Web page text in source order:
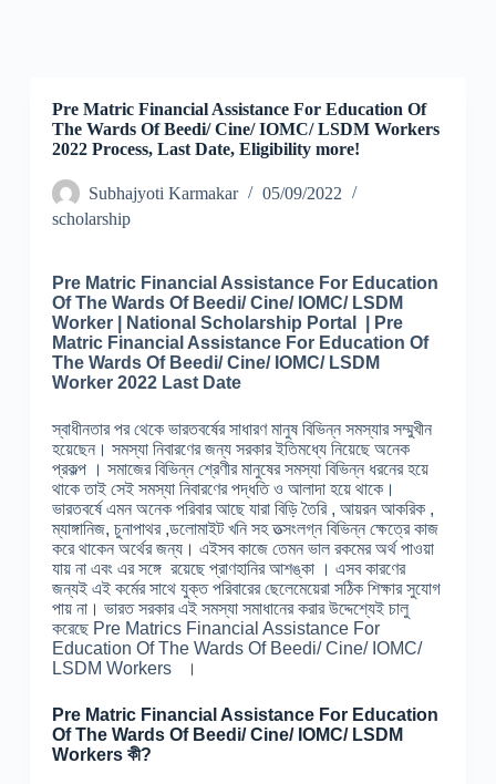
Pre Matric Financial Assistance For Education Of
The Wards Of Beedi/ Cine/ IOMC/ LSDM Workers
2022 Process, Last Date, Eligibility more!
Subhajyoti Karmakar
05/09/2022
scholarship
Pre Matric Financial Assistance For Education
Of The Wards Of Beedi/ Cine/ IOMC/ LSDM
Worker | National Scholarship Portal | Pre
Matric Financial Assistance For Education Of
The Wards Of Beedi/ Cine/ IOMC/ LSDM
Worker 2022 Last Date
স্বাধীনতার পর থেকে ভারতবর্ষের সাধারণ মানুষ বিভিন্ন সমস্যার সম্মুখীন
হয়েছেন। সমস্যা নিবারণের জন্য সরকার ইতিমধ্যে নিয়েছে অনেক
প্রকল্প । সমাজের বিভিন্ন শ্রেণীর মানুষের সমস্যা বিভিন্ন ধরনের হয়ে
থাকে তাই সেই সমস্যা নিবারণের পদ্ধতি ও আলাদা হয়ে থাকে।
ভারতবর্ষে এমন অনেক পরিবার আছে যারা বিড়ি তৈরি , আয়রন আকরিক ,
ম্যাঙ্গানিজ, চুনাপাথর ,ডলোমাইট খনি সহ তত্সংলগ্ন বিভিন্ন ক্ষেত্রে কাজ
করে থাকেন অর্থের জন্য। এইসব কাজে তেমন ভাল রকমের অর্থ পাওয়া
যায় না এবং এর সঙ্গে রয়েছে প্রাণহানির আশঙ্কা । এসব কারণের
জন্যই এই কর্মের সাথে যুক্ত পরিবারের ছেলেমেয়েরা সঠিক শিক্ষার সুযোগ
পায় না। ভারত সরকার এই সমস্যা সমাধানের করার উদ্দেশ্যেই চালু
করেছে Pre Matrics Financial Assistance For
Education Of The Wards Of Beedi/ Cine/ IOMC/
LSDM Workers ।
Pre Matric Financial Assistance For Education
Of The Wards Of Beedi/ Cine/ IOMC/ LSDM
Workers কী?